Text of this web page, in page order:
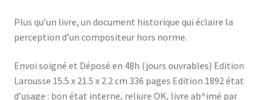
Plus qu’un livre, un document historique qui éclaire la
perception d’un compositeur hors norme.
Envoi soigné et Déposé en 48h (jours ouvrables) Edition
Larousse 15.5 x 21.5 x 2.2 cm 336 pages Edition 1892 état
d’usage : bon état interne, reliure OK, livre ab^imé par